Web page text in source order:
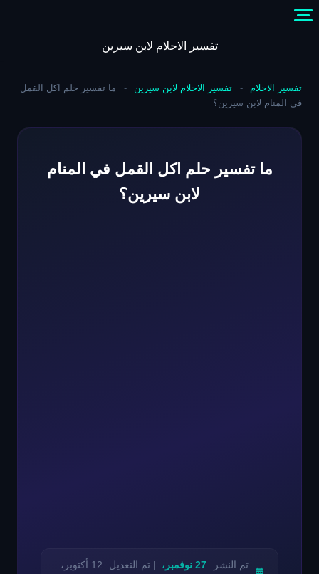
content
تفسير الاحلام لابن سيرين
تفسير الاحلام - تفسير الاحلام لابن سيرين -
ما تفسير حلم اكل القمل
في المنام لابن سيرين؟
ما تفسير حلم اكل القمل في المنام
لابن سيرين؟
تم النشر
27 نوفمبر،
| تم التعديل
12 أكتوبر،